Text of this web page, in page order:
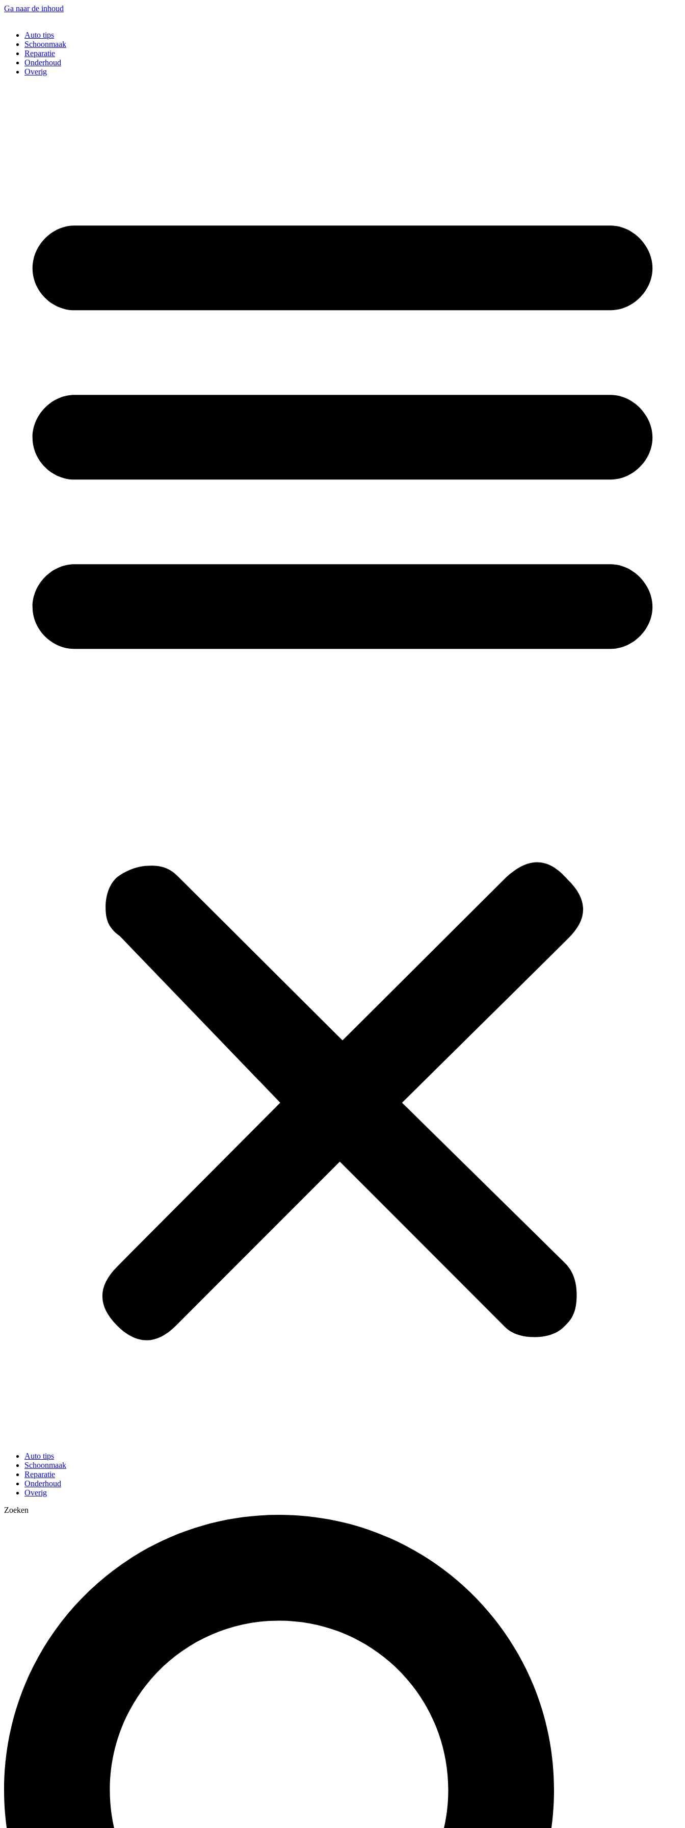
Ga naar de inhoud
Auto tips
Schoonmaak
Reparatie
Onderhoud
Overig
Auto tips
Schoonmaak
Reparatie
Onderhoud
Overig
Zoeken